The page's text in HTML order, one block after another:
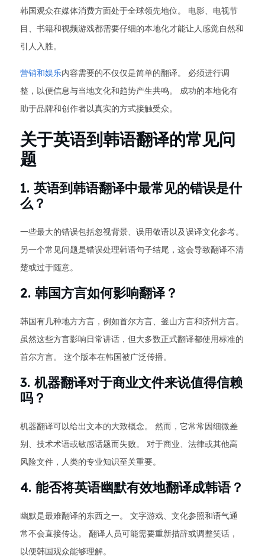
韩国观众在媒体消费方面处于全球领先地位。 电影、电视节
目、书籍和视频游戏都需要仔细的本地化才能让人感觉自然和
引人入胜。
营销和娱乐内容需要的不仅仅是简单的翻译。 必须进行调
整，以便信息与当地文化和趋势产生共鸣。 成功的本地化有
助于品牌和创作者以真实的方式接触受众。
关于英语到韩语翻译的常见问
题
1. 英语到韩语翻译中最常见的错误是什
么？
一些最大的错误包括忽视背景、误用敬语以及误译文化参考。
另一个常见问题是错误处理韩语句子结尾，这会导致翻译不清
楚或过于随意。
2. 韩国方言如何影响翻译？
韩国有几种地方方言，例如首尔方言、釜山方言和济州方言。
虽然这些方言影响日常讲话，但大多数正式翻译都使用标准的
首尔方言。 这个版本在韩国被广泛传播。
3. 机器翻译对于商业文件来说值得信赖
吗？
机器翻译可以给出文本的大致概念。 然而，它常常因细微差
别、技术术语或敏感话题而失败。 对于商业、法律或其他高
风险文件，人类的专业知识至关重要。
4. 能否将英语幽默有效地翻译成韩语？
幽默是最难翻译的东西之一。 文字游戏、文化参照和语气通
常不会直接传达。 翻译人员可能需要重新措辞或调整笑话，
以便韩国观众能够理解。